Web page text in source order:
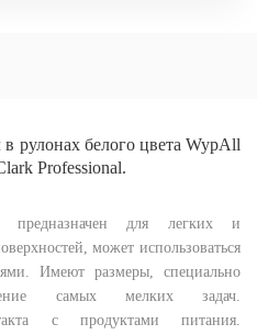
рулонах белого цвета WypAll
Professional.
предназначен для легких и
может использоваться
Имеют размеры, специально
самых мелких задач.
с продуктами питания.